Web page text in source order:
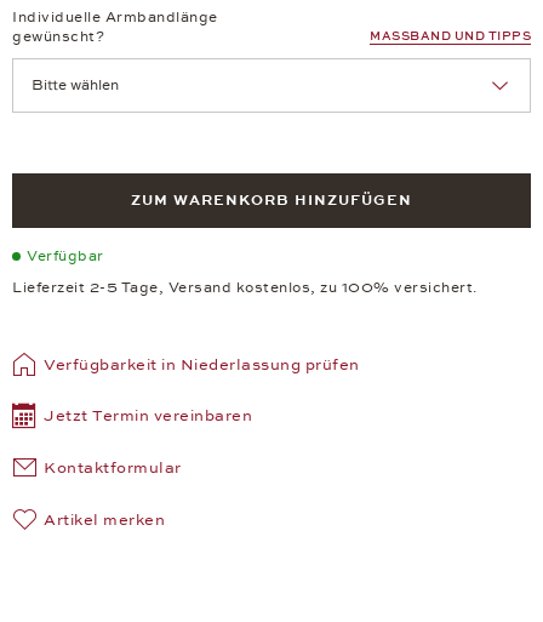
Individuelle Armbandlänge
gewünscht?
MASSBAND UND TIPPS
ZUM WARENKORB HINZUFÜGEN
Verfügbar
Lieferzeit 2-5 Tage, Versand kostenlos, zu 100% versichert.
Verfügbarkeit in Niederlassung prüfen
Jetzt Termin vereinbaren
Kontaktformular
Artikel merken